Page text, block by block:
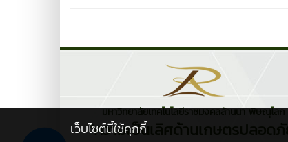
มหาวิทยาลัยเทคโนโลยีราชมงคลล้านนา พิษณุโลก
"ความเป็นเลิศด้านเกษตรปลอดภัย"
เว็บไซต์นี้ใช้คุกกี้